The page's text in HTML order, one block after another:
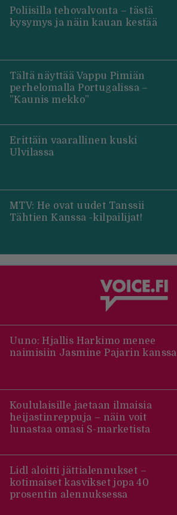
Poliisilla tehovalvonta – tästä
kysymys ja näin kauan kestää
Tältä näyttää Vappu Pimiän
perhelomalla Portugalissa –
”Kaunis mekko”
Erittäin vaarallinen kuski
Ulvilassa
MTV: He ovat uudet Tanssii
Tähtien Kanssa -kilpailijat!
Uuno: Hjallis Harkimo menee
naimisiin Jasmine Pajarin kanssa
Koululaisille jaetaan ilmaisia
heijastinreppuja – näin voit
lunastaa omasi S-marketista
Lidl aloitti jättialennukset –
kotimaiset kasvikset jopa 40
prosentin alennuksessa